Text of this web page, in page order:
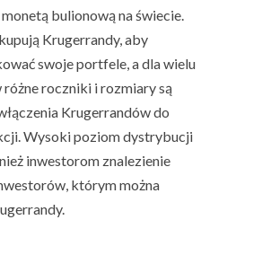
bulionową na świecie.
Krugerrandy, aby
swoje portfele, a dla wielu
roczniki i rozmiary są
Krugerrandów do
Wysoki poziom dystrybucji
inwestorom znalezienie
którym można